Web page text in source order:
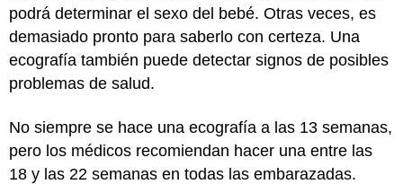
podrá determinar el sexo del bebé. Otras veces, es
demasiado pronto para saberlo con certeza. Una
ecografía también puede detectar signos de posibles
problemas de salud.
No siempre se hace una ecografía a las 13 semanas,
pero los médicos recomiendan hacer una entre las
18 y las 22 semanas en todas las embarazadas.